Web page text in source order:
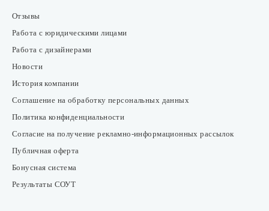
Отзывы
Работа с юридическими лицами
Работа с дизайнерами
Новости
История компании
Соглашение на обработку персональных данных
Политика конфиденциальности
Согласие на получение рекламно-информационных рассылок
Публичная оферта
Бонусная система
Результаты СОУТ